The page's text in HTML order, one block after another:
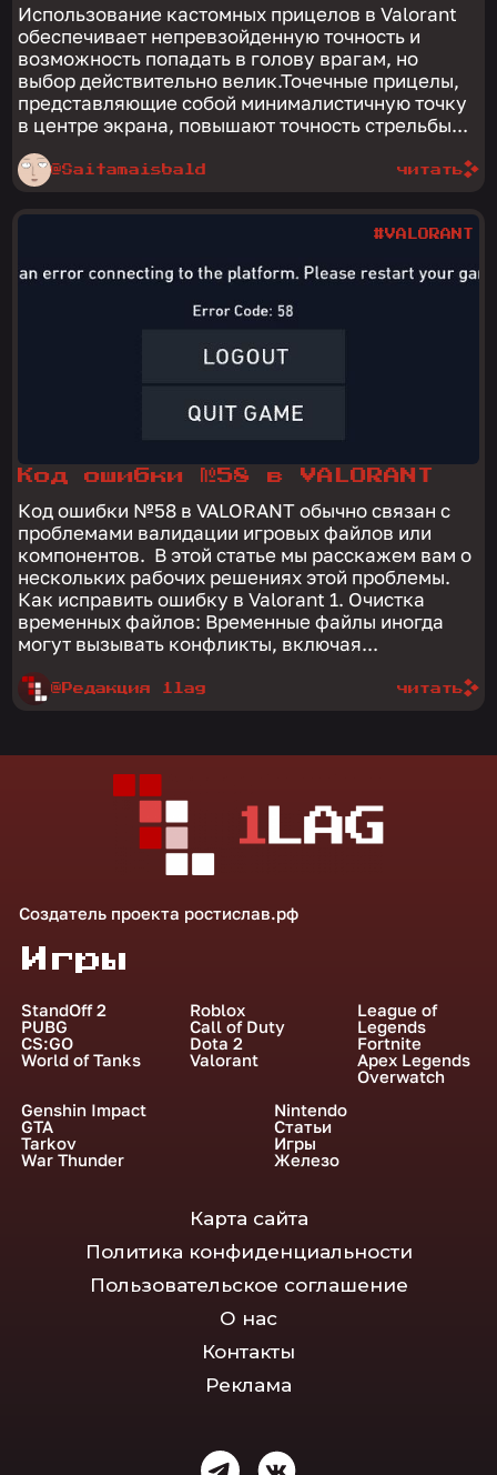
Использование кастомных прицелов в Valorant
обеспечивает непревзойденную точность и
возможность попадать в голову врагам, но
выбор действительно велик.Точечные прицелы,
представляющие собой минималистичную точку
в центре экрана, повышают точность стрельбы...
@Saitamaisbald читать
Код ошибки №58 в VALORANT
Код ошибки №58 в VALORANT обычно связан с
проблемами валидации игровых файлов или
компонентов. В этой статье мы расскажем вам о
нескольких рабочих решениях этой проблемы.
Как исправить ошибку в Valorant 1. Очистка
временных файлов: Временные файлы иногда
могут вызывать конфликты, включая...
@Редакция 1lag
#VALORANT
читать
Создатель проекта ростислав.рф
Игры
StandOff 2
PUBG
CS:GO
World of Tanks
Roblox
Call of Duty
Dota 2
Valorant
League of
Legends
Fortnite
Apex Legends
Overwatch
Genshin Impact
GTA
Tarkov
War Thunder
Nintendo
Статьи
Игры
Железо
Карта сайта
Политика конфиденциальности
Пользовательское соглашение
О нас
Контакты
Реклама